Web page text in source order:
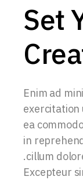
Set
Enim ad
exercitation
ea
in
.cillum
Excepteur